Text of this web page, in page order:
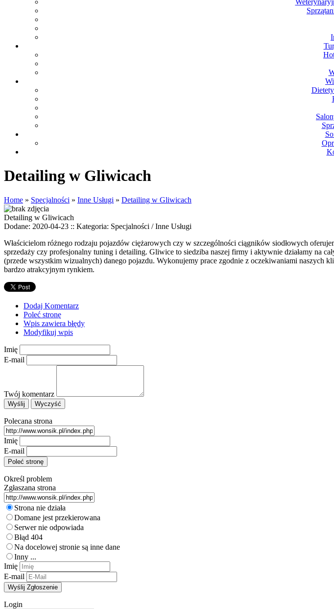
Detailing w Gliwicach
Home » Specjalności » Inne Usługi » Detailing w Gliwicach
Detailing w Gliwicach
Dodane: 2020-04-23 :: Kategoria: Specjalności / Inne Usługi
Właścicielom różnego rodzaju pojazdów ciężarowych czy w szczególności ciągników siodłowych
sprzedaży czy profesjonalny tuning i detailing. Gliwice to siedziba naszej firmy i aktywnie działamy na
(przede wszystkim wizualnych) danego pojazdu. Wykonujemy prace zgodnie z oczekiwaniami naszych
bardzo atrakcyjnym rynkiem.
Dodaj Komentarz
Poleć stronę
Wpis zawiera błędy
Modyfikuj wpis
Imię
E-mail
Twój komentarz
Polecana strona
Imię
E-mail
Określ problem
Zgłaszana strona
Strona nie działa
Domane jest przekierowana
Serwer nie odpowiada
Błąd 404
Na docelowej stronie są inne dane
Inny ...
Imię
E-mail
Login